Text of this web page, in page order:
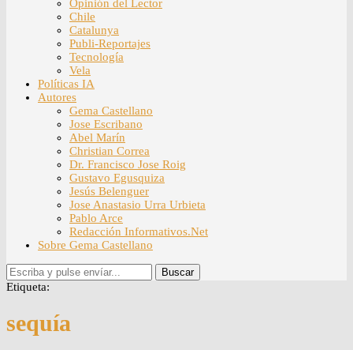
Opinión del Lector
Chile
Catalunya
Publi-Reportajes
Tecnología
Vela
Políticas IA
Autores
Gema Castellano
Jose Escribano
Abel Marín
Christian Correa
Dr. Francisco Jose Roig
Gustavo Egusquiza
Jesús Belenguer
Jose Anastasio Urra Urbieta
Pablo Arce
Redacción Informativos.Net
Sobre Gema Castellano
Buscar
Etiqueta:
sequía